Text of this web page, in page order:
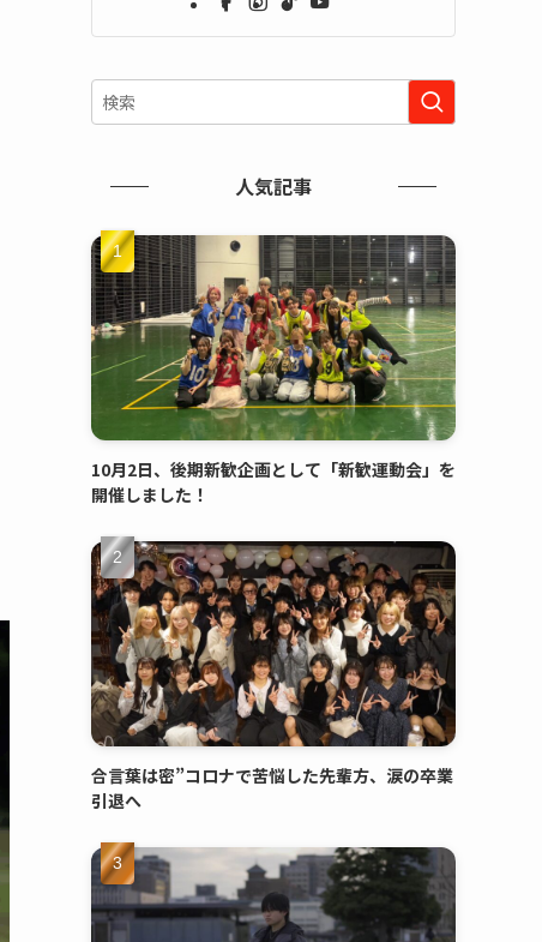
人気記事
10月2日、後期新歓企画として「新歓運動会」を
開催しました！
合言葉は密”コロナで苦悩した先輩方、涙の卒業
引退へ